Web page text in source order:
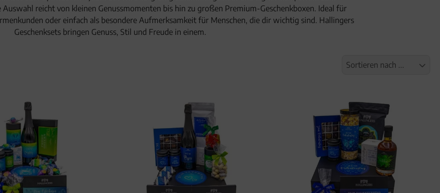
Auswahl reicht von kleinen Genussmomenten bis hin zu großen Premium-Geschenkboxen. Ideal für
oder einfach als besondere Aufmerksamkeit für Menschen, die dir wichtig sind. Hallingers
Geschenksets bringen Genuss, Stil und Freude in einem.
Sortieren nach ...